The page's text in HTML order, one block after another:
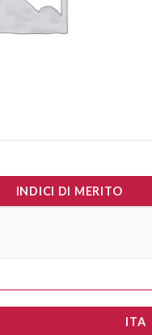
INDICI DI MERITO
ITA